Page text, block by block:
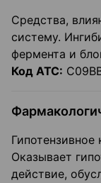
Средства,
систему.
фермента и
Код АТС:
Оказывает
действие,